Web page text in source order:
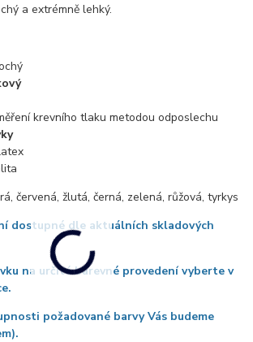
a extrémně lehký.
krevního tlaku metodou odposlechu
červená, žlutá, černá, zelená, růžová, tyrkys
dostupné dle aktuálních skladových
na určité barevné provedení vyberte v
požadované barvy Vás budeme